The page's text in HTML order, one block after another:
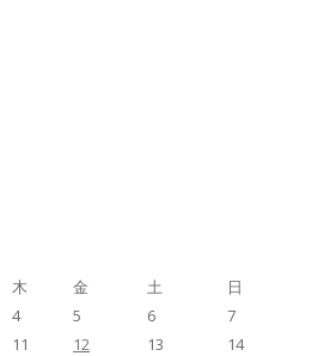
木 金 土 日
4 5 6
7
11 12 13
14